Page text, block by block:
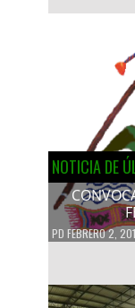
NOTICIA DE
PD FEBRERO 2,